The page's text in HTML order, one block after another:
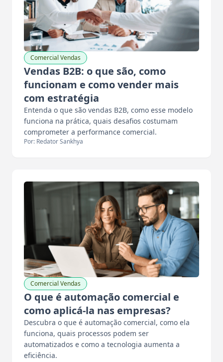
Comercial Vendas
Vendas B2B: o que são, como
funcionam e como vender mais
com estratégia
Entenda o que são vendas B2B, como esse modelo
funciona na prática, quais desafios costumam
comprometer a performance comercial.
Por: Redator Sankhya
Comercial Vendas
O que é automação comercial e
como aplicá-la nas empresas?
Descubra o que é automação comercial, como ela
funciona, quais processos podem ser
automatizados e como a tecnologia aumenta a
eficiência.